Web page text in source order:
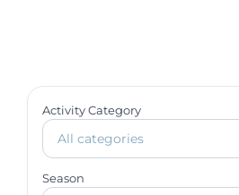
Activity Category
Season